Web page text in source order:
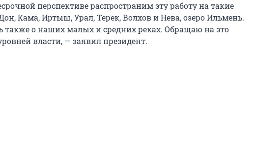
перспективе распространим эту работу на такие
Кама, Иртыш, Урал, Терек, Волхов и Нева, озеро Ильмень.
также о наших малых и средних реках. Обращаю на это
власти, — заявил президент.